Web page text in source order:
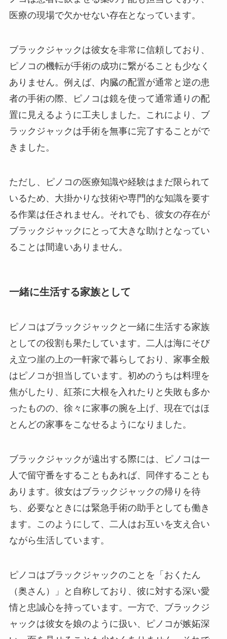
医療の現場で欠かせない存在となっています。
ブラックジャックは彼女を非常に信頼しており、
ピノコの機転が手術の成功に繋がることも少なく
ありません。例えば、内臓の配置が通常と逆の患
者の手術の際、ピノコは鏡を使って通常通りの配
置に見えるように工夫しました。これにより、ブ
ラックジャックは手術を無事に完了することがで
きました。
ただし、ピノコの医療知識や経験はまだ限られて
いるため、大掛かりな技術や専門的な知識を要す
る作業は任されません。それでも、彼女の存在が
ブラックジャックにとって大きな助けとなってい
ることは間違いありません。
一緒に生活する家族として
ピノコはブラックジャックと一緒に生活する家族
としての役割も果たしています。二人は海にそび
え立つ崖の上の一軒家で暮らしており、家事全般
はピノコが担当しています。初めのうちは料理を
焦がしたり、紅茶に大根を入れたりと失敗も多か
ったものの、徐々に家事の腕を上げ、現在ではほ
とんどの家事をこなせるようになりました。
ブラックジャックが遠出する際には、ピノコは一
人で留守番をすることもあれば、同伴することも
あります。彼女はブラックジャックの帰りを待
ち、必要なときには緊急手術の助手としても働き
ます。このようにして、二人はお互いを支え合い
ながら生活しています。
ピノコはブラックジャックのことを「おくたん
（奥さん）」と自称しており、彼に対する深い愛
情と忠誠心を持っています。一方で、ブラックジ
ャックは彼女を娘のように扱い、ピノコが嫉妬深